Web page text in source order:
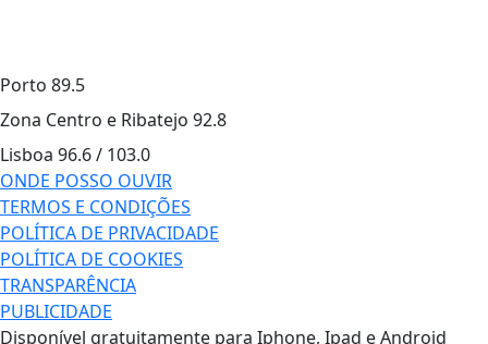
Porto 89.5
Zona Centro e Ribatejo 92.8
Lisboa 96.6 / 103.0
ONDE POSSO OUVIR
TERMOS E CONDIÇÕES
POLÍTICA DE PRIVACIDADE
POLÍTICA DE COOKIES
TRANSPARÊNCIA
PUBLICIDADE
Disponível gratuitamente para Iphone, Ipad e Android